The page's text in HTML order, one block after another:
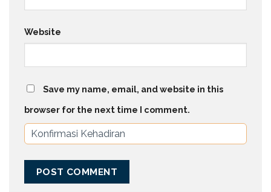
Website
Save my name, email, and website in this
browser for the next time I comment.